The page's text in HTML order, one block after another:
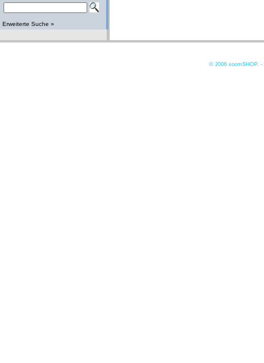
Erweiterte Suche »
© 2006 xoomSHOP. -